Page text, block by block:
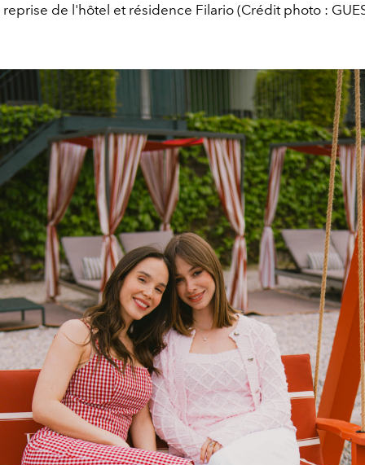
reprise de l'hôtel et résidence Filario (Crédit photo :